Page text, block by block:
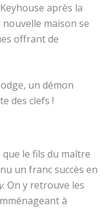
après la
maison se
offrant de
un démon
des clefs !
que le fils du maître
un franc succès en
. On y retrouve les
à